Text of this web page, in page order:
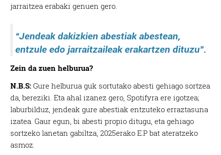
jarraitzea erabaki genuen gero.
“Jendeak dakizkien abestiak abestean,
entzule edo jarraitzaileak erakartzen dituzu”.
Zein da zuen helburua?
N.B.S: Gure helburua guk sortutako abesti gehiago sortzea
da, bereziki. Eta ahal izanez gero, Spotifyra ere igotzea;
laburbilduz, jendeak gure abestiak entzuteko erraztasuna
izatea. Gaur egun, bi abesti propio ditugu, eta gehiago
sortzeko lanetan gabiltza, 2025erako E.P bat ateratzeko
asmoz.